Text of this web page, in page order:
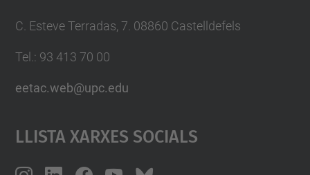
C. Esteve Terradas, 7. 08860 Castelldefels
Tel.: 93 413 70 00
eetac.web@upc.edu
Llista Xarxes Socials